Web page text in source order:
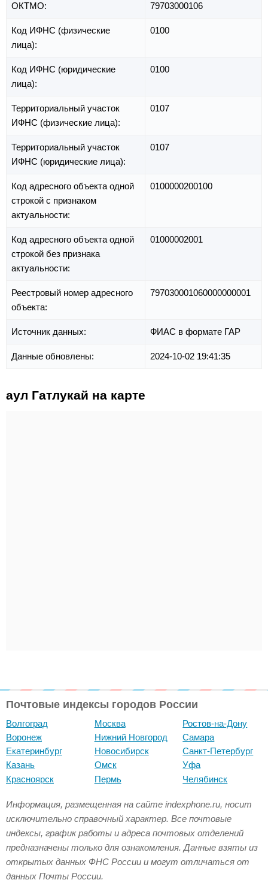
ОКТМО: 79703000106
Код ИФНС (физические
лица):
0100
Код ИФНС (юридические
лица):
0100
Территориальный участок
ИФНС (физические лица):
0107
Территориальный участок
ИФНС (юридические лица):
0107
Код адресного объекта одной
строкой с признаком
актуальности:
0100000200100
Код адресного объекта одной
строкой без признака
актуальности:
01000002001
Реестровый номер адресного
объекта:
797030001060000000001
Источник данных: ФИАС в формате ГАР
Данные обновлены: 2024-10-02 19:41:35
аул Гатлукай на карте
Почтовые индексы городов России
Волгоград
Воронеж
Екатеринбург
Казань
Красноярск
Москва
Нижний Новгород
Новосибирск
Омск
Пермь
Ростов-на-Дону
Самара
Санкт-Петербург
Уфа
Челябинск
Информация, размещенная на сайте indexphone.ru, носит
исключительно справочный характер. Все почтовые
индексы, график работы и адреса почтовых отделений
предназначены только для ознакомления. Данные взяты из
открытых данных ФНС России и могут отличаться от
данных Почты России.